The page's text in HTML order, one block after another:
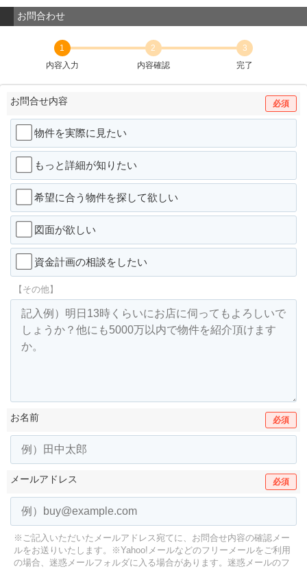
お問合わせ
1
内容入力
2
内容確認
3
完了
お問合せ内容 必須
物件を実際に見たい
もっと詳細が知りたい
希望に合う物件を探して欲しい
図面が欲しい
資金計画の相談をしたい
【その他】
お名前 必須
メールアドレス 必須
※ご記入いただいたメールアドレス宛てに、お問合せ内容の確認メー
ルをお送りいたします。
※Yahoo!メールなどのフリーメールをご利用
の場合、迷惑メールフォルダに入る場合があります。 迷惑メールのフ